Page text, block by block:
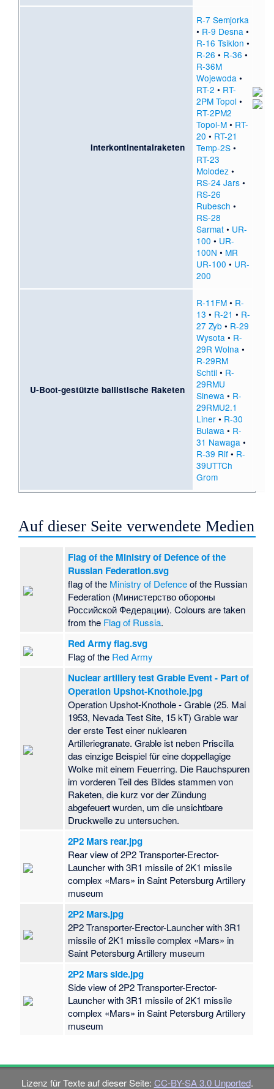
Interkontinentalraketen
R-7 Semjorka
• R-9 Desna•
R-16 Tsiklon •
R-26 • R-36 •
R-36M
Wojewoda•
RT-2 • RT-
2PM Topol •
RT-2PM2
Topol-M• RT-
20 • RT-21
Temp-2S•
RT-23
Molodez•
RS-24 Jars•
RS-26
Rubesch •
RS-28
Sarmat• UR-
100 • UR-
100N • MR
UR-100 • UR-
200
U-Boot-gestützte ballistische Raketen
R-11FM• R-
13 • R-21 • R-
27 Zyb• R-29
Wysota• R-
29R Wolna•
R-29RM
Schtil • R-
29RMU
Sinewa• R-
29RMU2.1
Liner• R-30
Bulawa• R-
31 Nawaga•
R-39 Rif• R-
39UTTCh
Grom
Auf dieser Seite verwendete Medien
Flag of the Ministry of Defence of the
Russian Federation.svg
flag of the Ministry of Defenceof the Russian
Federation (Министерство обороны
Российской Федерации). Colours are taken
from the Flag of Russia.
Red Army flag.svg
Flag of the Red Army
Nuclear artillery test Grable Event - Part of
Operation Upshot-Knothole.jpg
Operation Upshot-Knothole - Grable (25. Mai
1953, Nevada Test Site, 15 kT) Grable war
der erste Test einer nuklearen
Artilleriegranate. Grable ist neben Priscilla
das einzige Beispiel für eine doppellagige
Wolke mit einem Feuerring. Die Rauchspuren
im vorderen Teil des Bildes stammen von
Raketen, die kurz vor der Zündung
abgefeuert wurden, um die unsichtbare
Druckwelle zu untersuchen.
2P2 Mars rear.jpg
Rear view of 2P2 Transporter-Erector-
Launcher with 3R1 missile of 2K1 missile
complex «Mars» in Saint Petersburg Artillery
museum
2P2 Mars.jpg
2P2 Transporter-Erector-Launcher with 3R1
missile of 2K1 missile complex «Mars» in
Saint Petersburg Artillery museum
2P2 Mars side.jpg
Side view of 2P2 Transporter-Erector-
Launcher with 3R1 missile of 2K1 missile
complex «Mars» in Saint Petersburg Artillery
museum
Lizenz für Texte auf dieser Seite: CC-BY-SA 3.0 Unported.